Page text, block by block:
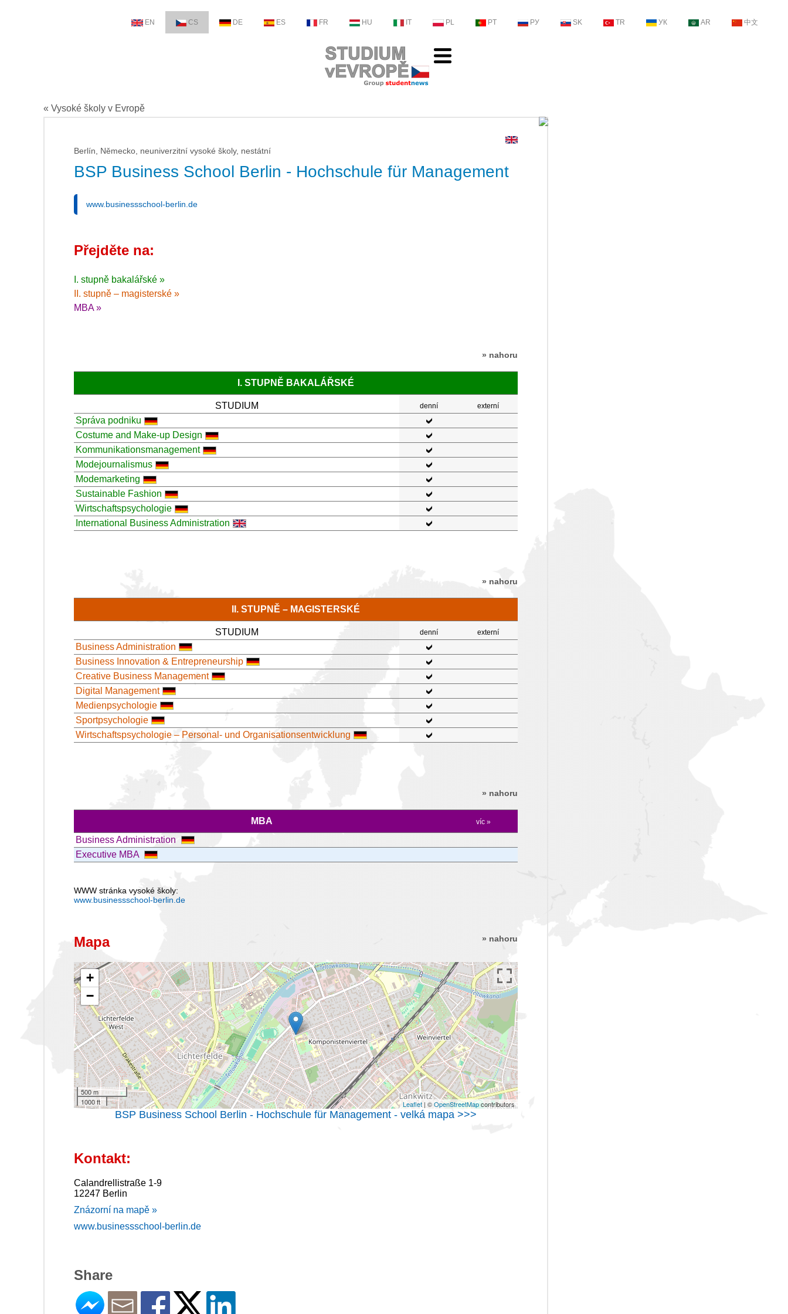
EN CS DE ES FR HU IT PL PT РУ SK TR УК AR 中文
« Vysoké školy v Evropě
Berlín, Německo, neuniverzitní vysoké školy, nestátní
BSP Business School Berlin - Hochschule für Management
www.businessschool-berlin.de
Přejděte na:
I. stupně bakalářské »
II. stupně – magisterské »
MBA »
» nahoru
I. STUPNĚ BAKALÁŘSKÉ
STUDIUM denní externí
Správa podniku
Costume and Make-up Design
Kommunikationsmanagement
Modejournalismus
Modemarketing
Sustainable Fashion
Wirtschaftspsychologie
International Business Administration
» nahoru
II. STUPNĚ – MAGISTERSKÉ
STUDIUM denní externí
Business Administration
Business Innovation & Entrepreneurship
Creative Business Management
Digital Management
Medienpsychologie
Sportpsychologie
Wirtschaftspsychologie – Personal- und Organisationsentwicklung
» nahoru
MBA víc »
Business Administration
Executive MBA
WWW stránka vysoké školy:
www.businessschool-berlin.de
» nahoru
Mapa
+
−
500 m
1000 ft
Leaflet | ©OpenStreetMapcontributors
BSP Business School Berlin - Hochschule für Management - velká mapa >>>
Kontakt:
Calandrellistraße 1-9
12247 Berlin
Znázorní na mapě »
www.businessschool-berlin.de
Share